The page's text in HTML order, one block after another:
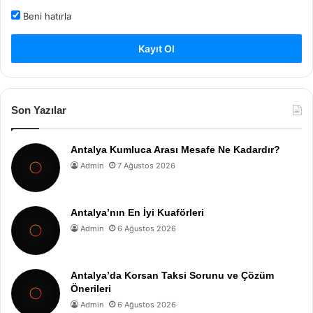
Beni hatırla
Kayıt Ol
Son Yazılar
Antalya Kumluca Arası Mesafe Ne Kadardır?
Admin 7 Ağustos 2026
Antalya’nın En İyi Kuaförleri
Admin 6 Ağustos 2026
Antalya’da Korsan Taksi Sorunu ve Çözüm
Önerileri
Admin 6 Ağustos 2026